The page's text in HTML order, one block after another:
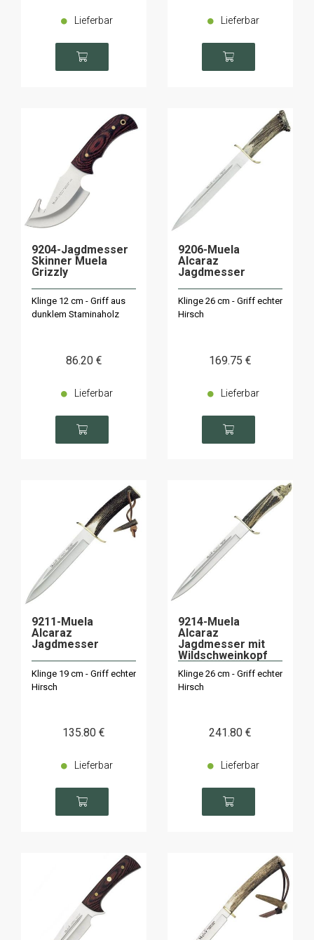
Lieferbar Lieferbar
9204-Jagdmesser
Skinner Muela
Grizzly
Klinge 12 cm - Griff aus
dunklem Staminaholz
86.20 €
Lieferbar
9206-Muela
Alcaraz
Jagdmesser
Klinge 26 cm - Griff echter
Hirsch
169.75 €
Lieferbar
9211-Muela
Alcaraz
Jagdmesser
Klinge 19 cm - Griff echter
Hirsch
135.80 €
Lieferbar
9214-Muela
Alcaraz
Jagdmesser mit
Wildschweinkopf
Klinge 26 cm - Griff echter
Hirsch
241.80 €
Lieferbar